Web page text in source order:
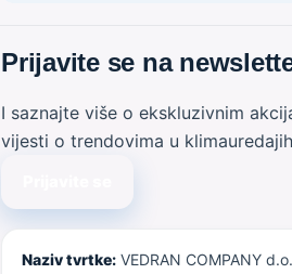
Prijavite se na
I saznajte više o ekskluzivnim
vijesti o trendovima u
Naziv tvrtke: VEDRAN COMPANY